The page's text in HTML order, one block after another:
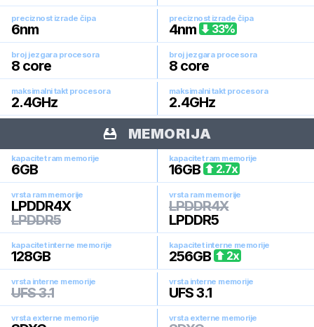
preciznost izrade čipa
6nm
preciznost izrade čipa
4nm 33%
broj jezgara procesora
8 core
broj jezgara procesora
8 core
maksimalni takt procesora
2.4GHz
maksimalni takt procesora
2.4GHz
MEMORIJA
kapacitet ram memorije
6GB
kapacitet ram memorije
16GB 2.7x
vrsta ram memorije
LPDDR4X
LPDDR5
vrsta ram memorije
LPDDR4X
LPDDR5
kapacitet interne memorije
128GB
kapacitet interne memorije
256GB 2x
vrsta interne memorije
UFS 3.1
vrsta interne memorije
UFS 3.1
vrsta externe memorije vrsta externe memorije